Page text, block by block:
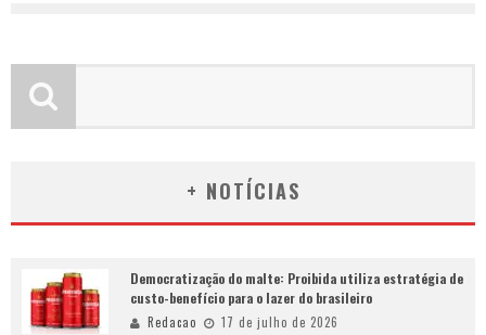
+ NOTÍCIAS
Democratização do malte: Proibida utiliza estratégia de
custo-benefício para o lazer do brasileiro
Redacao 17 de julho de 2026